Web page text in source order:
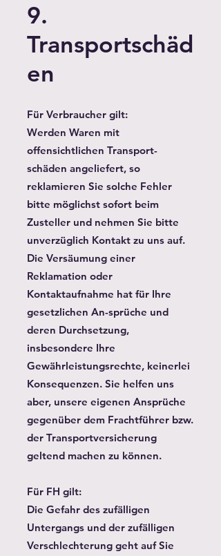
9.
Transportschäd
en
Für Verbraucher gilt:
Werden Waren mit
offensichtlichen Transport-
schäden angeliefert, so
reklamieren Sie solche Fehler
bitte möglichst sofort beim
Zusteller und nehmen Sie bitte
unverzüglich Kontakt zu uns auf.
Die Versäumung einer
Reklamation oder
Kontaktaufnahme hat für Ihre
gesetzlichen An-sprüche und
deren Durchsetzung,
insbesondere Ihre
Gewährleistungsrechte, keinerlei
Konsequenzen. Sie helfen uns
aber, unsere eigenen Ansprüche
gegenüber dem Frachtführer bzw.
der Transportversicherung
geltend machen zu können.
Für FH gilt:
Die Gefahr des zufälligen
Untergangs und der zufälligen
Verschlechterung geht auf Sie